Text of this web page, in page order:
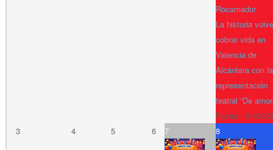
Rocamador
La historia
cobrar vida en
Valencia de
Alcántara con la
representación
teatral “De
Fecha : 01/08/
3
4 5 6 7 8